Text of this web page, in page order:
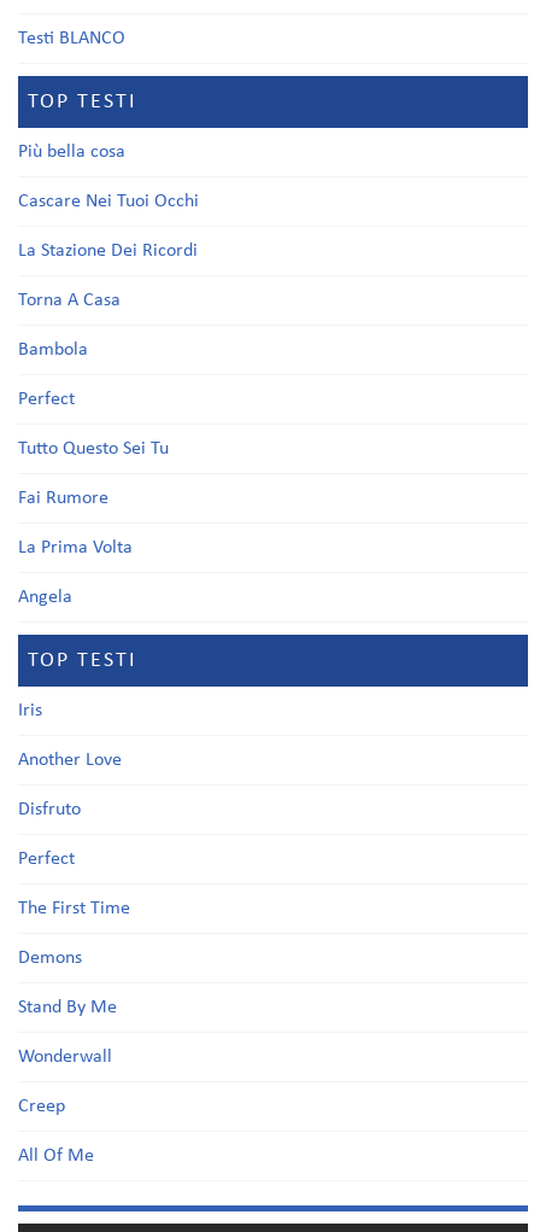
Testi BLANCO
TOP TESTI
Più bella cosa
Cascare Nei Tuoi Occhi
La Stazione Dei Ricordi
Torna A Casa
Bambola
Perfect
Tutto Questo Sei Tu
Fai Rumore
La Prima Volta
Angela
TOP TESTI
Iris
Another Love
Disfruto
Perfect
The First Time
Demons
Stand By Me
Wonderwall
Creep
All Of Me